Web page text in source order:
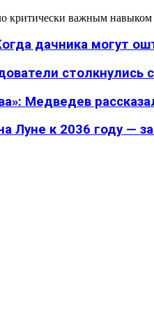
критически важным
дачника могут
Медведев
Луне к 2036 году —